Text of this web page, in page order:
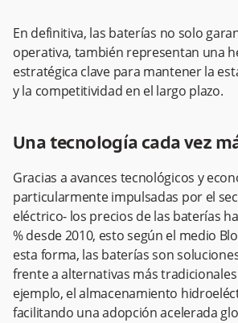
En definitiva, las baterías no solo
operativa, también representan una
estratégica clave para mantener la
y la competitividad en el largo plazo.
Una tecnología cada vez
Gracias a avances tecnológicos y
particularmente impulsadas por el
eléctrico- los precios de las baterías
% desde 2010, esto según el medio
esta forma, las baterías son
frente a alternativas más
ejemplo, el almacenamiento
facilitando una adopción acelerada